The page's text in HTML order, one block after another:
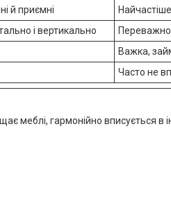
й приємні
і вертикально
Переважно
Важка,
Часто не
меблі, гармонійно вписується в